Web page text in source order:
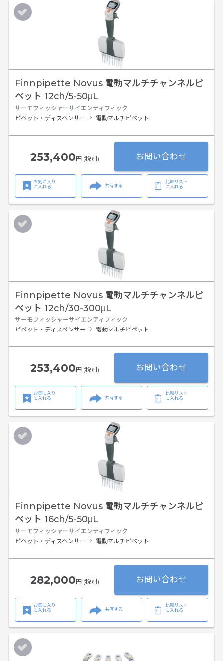
Finnpipette Novus 電動マルチチャンネルピ
ペット 12ch/5-50μL
サーモフィッシャーサイエンティフィック
ピペット・ディスペンサー
電動マルチピペット
253,400円 (税別) お問い合わせ
お気に入り
に入れる
共有する
比較リスト
に入れる
Finnpipette Novus 電動マルチチャンネルピ
ペット 12ch/30-300μL
サーモフィッシャーサイエンティフィック
ピペット・ディスペンサー
電動マルチピペット
253,400円 (税別) お問い合わせ
お気に入り
に入れる
共有する
比較リスト
に入れる
Finnpipette Novus 電動マルチチャンネルピ
ペット 16ch/5-50μL
サーモフィッシャーサイエンティフィック
ピペット・ディスペンサー
電動マルチピペット
282,000円 (税別) お問い合わせ
お気に入り
に入れる
共有する
比較リスト
に入れる